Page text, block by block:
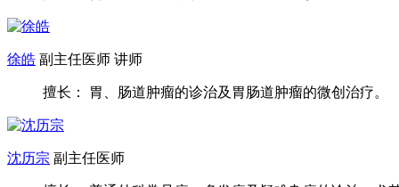
徐皓 副主任医师 讲师
擅长： 胃、肠道肿瘤的诊治及胃肠道肿瘤的微创治疗。
沈历宗 副主任医师
擅长： 普通外科常见病、多发病及疑难杂症的诊治，尤